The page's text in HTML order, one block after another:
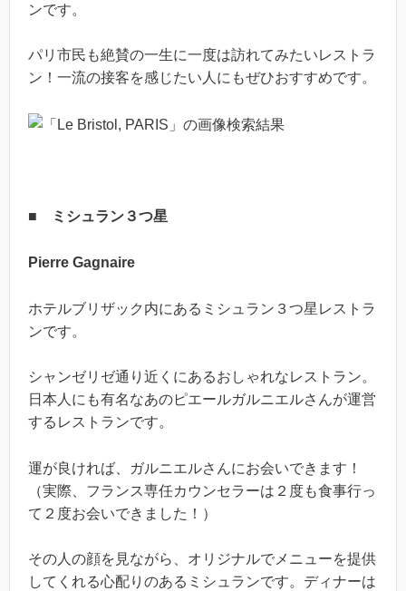
ンです。
パリ市民も絶賛の一生に一度は訪れてみたいレストラ
ン！一流の接客を感じたい人にもぜひおすすめです。
■ ミシュラン３つ星
Pierre Gagnaire
ホテルブリザック内にあるミシュラン３つ星レストラ
ンです。
シャンゼリゼ通り近くにあるおしゃれなレストラン。
日本人にも有名なあのピエールガルニエルさんが運営
するレストランです。
運が良ければ、ガルニエルさんにお会いできます！
（実際、フランス専任カウンセラーは２度も食事行っ
て２度お会いできました！）
その人の顔を見ながら、オリジナルでメニューを提供
してくれる心配りのあるミシュランです。ディナーは